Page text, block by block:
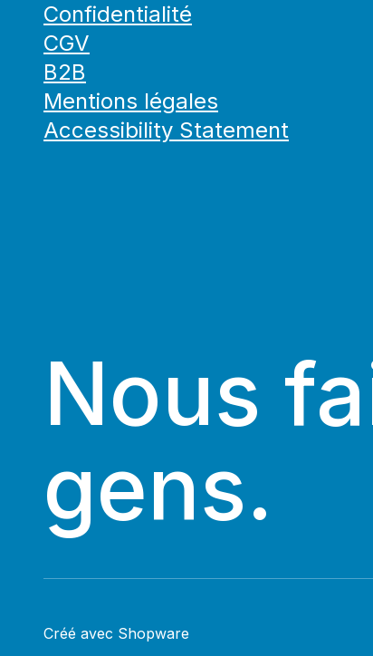
Confidentialité
CGV
B2B
Mentions légales
Accessibility Statement
Nous
gens.
Créé avec Shopware